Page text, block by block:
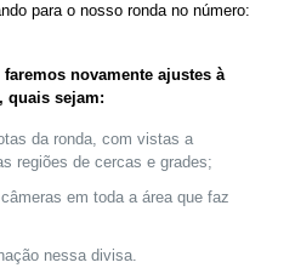
para o nosso ronda no número:
novamente ajustes à
quais sejam:
da ronda, com vistas a
regiões de cercas e grades;
em toda a área que faz
nessa divisa.